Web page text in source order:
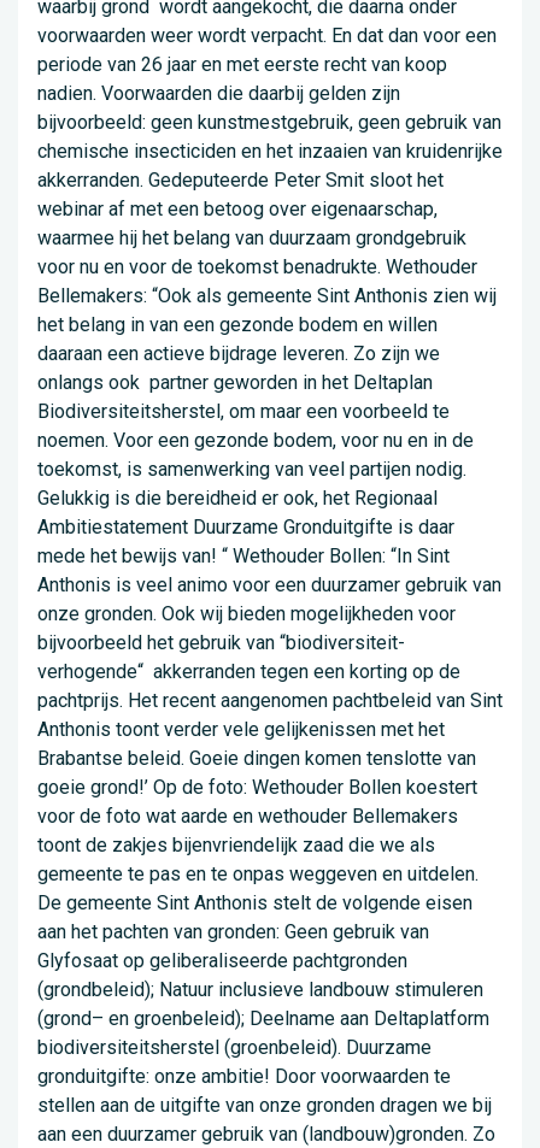
waarbij grond wordt aangekocht, die daarna onder
voorwaarden weer wordt verpacht. En dat dan voor een
periode van 26 jaar en met eerste recht van koop
nadien. Voorwaarden die daarbij gelden zijn
bijvoorbeeld: geen kunstmestgebruik, geen gebruik van
chemische insecticiden en het inzaaien van kruidenrijke
akkerranden. Gedeputeerde Peter Smit sloot het
webinar af met een betoog over eigenaarschap,
waarmee hij het belang van duurzaam grondgebruik
voor nu en voor de toekomst benadrukte. Wethouder
Bellemakers: “Ook als gemeente Sint Anthonis zien wij
het belang in van een gezonde bodem en willen
daaraan een actieve bijdrage leveren. Zo zijn we
onlangs ook partner geworden in het Deltaplan
Biodiversiteitsherstel, om maar een voorbeeld te
noemen. Voor een gezonde bodem, voor nu en in de
toekomst, is samenwerking van veel partijen nodig.
Gelukkig is die bereidheid er ook, het Regionaal
Ambitiestatement Duurzame Gronduitgifte is daar
mede het bewijs van! “ Wethouder Bollen: “In Sint
Anthonis is veel animo voor een duurzamer gebruik van
onze gronden. Ook wij bieden mogelijkheden voor
bijvoorbeeld het gebruik van “biodiversiteit-
verhogende“ akkerranden tegen een korting op de
pachtprijs. Het recent aangenomen pachtbeleid van Sint
Anthonis toont verder vele gelijkenissen met het
Brabantse beleid. Goeie dingen komen tenslotte van
goeie grond!’ Op de foto: Wethouder Bollen koestert
voor de foto wat aarde en wethouder Bellemakers
toont de zakjes bijenvriendelijk zaad die we als
gemeente te pas en te onpas weggeven en uitdelen.
De gemeente Sint Anthonis stelt de volgende eisen
aan het pachten van gronden: Geen gebruik van
Glyfosaat op geliberaliseerde pachtgronden
(grondbeleid); Natuur inclusieve landbouw stimuleren
(grond– en groenbeleid); Deelname aan Deltaplatform
biodiversiteitsherstel (groenbeleid). Duurzame
gronduitgifte: onze ambitie! Door voorwaarden te
stellen aan de uitgifte van onze gronden dragen we bij
aan een duurzamer gebruik van (landbouw)gronden. Zo